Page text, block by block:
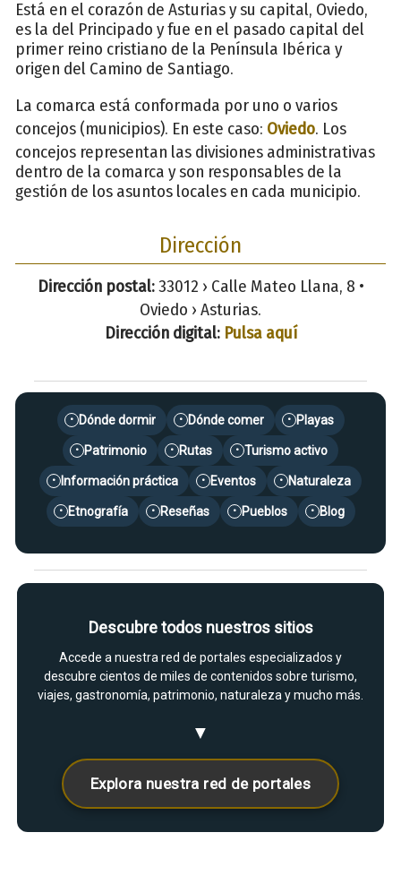
Está en el corazón de Asturias y su capital, Oviedo,
es la del Principado y fue en el pasado capital del
primer reino cristiano de la Península Ibérica y
origen del Camino de Santiago.
La comarca está conformada por uno o varios
concejos (municipios). En este caso: Oviedo. Los
concejos representan las divisiones administrativas
dentro de la comarca y son responsables de la
gestión de los asuntos locales en cada municipio.
Dirección
Dirección postal:33012 › Calle Mateo Llana, 8 •
Oviedo › Asturias.
Dirección digital: Pulsa aquí
• Dónde dormir • Dónde comer • Playas
• Patrimonio • Rutas • Turismo activo
• Información práctica • Eventos • Naturaleza
• Etnografía • Reseñas • Pueblos • Blog
Descubre todos nuestros sitios
Accede a nuestra red de portales especializados y
descubre cientos de miles de contenidos sobre turismo,
viajes, gastronomía, patrimonio, naturaleza y mucho más.
▼
Explora nuestra red de portales